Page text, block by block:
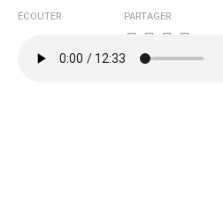
ÉCOUTER PARTAGER